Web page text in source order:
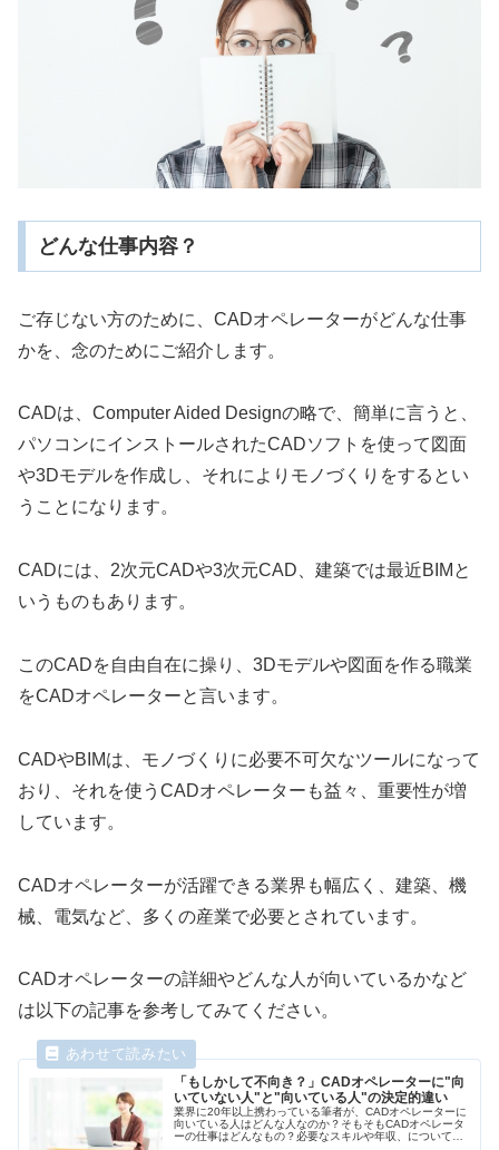
どんな仕事内容？
ご存じない方のために、CADオペレーターがどんな仕事
かを、念のためにご紹介します。
CADは、Computer Aided Designの略で、簡単に言うと、
パソコンにインストールされたCADソフトを使って図面
や3Dモデルを作成し、それによりモノづくりをするとい
うことになります。
CADには、2次元CADや3次元CAD、建築では最近BIMと
いうものもあります。
このCADを自由自在に操り、3Dモデルや図面を作る職業
をCADオペレーターと言います。
CADやBIMは、モノづくりに必要不可欠なツールになって
おり、それを使うCADオペレーターも益々、重要性が増
しています。
CADオペレーターが活躍できる業界も幅広く、建築、機
械、電気など、多くの産業で必要とされています。
CADオペレーターの詳細やどんな人が向いているかなど
は以下の記事を参考してみてください。
「もしかして不向き？」CADオペレーターに"向
いていない人"と"向いている人"の決定的違い
業界に20年以上携わっている筆者が、CADオペレーターに
向いている人はどんな人なのか？そもそもCADオペレータ
ーの仕事はどんなもの？必要なスキルや年収、について分